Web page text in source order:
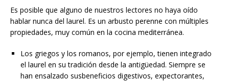
Es posible que alguno de nuestros lectores no haya oído
hablar nunca del laurel. Es un arbusto perenne con múltiples
propiedades, muy común en la cocina mediterránea.
Los griegos y los romanos, por ejemplo, tienen integrado
el laurel en su tradición desde la antigüedad. Siempre se
han ensalzado susbeneficios digestivos, expectorantes,